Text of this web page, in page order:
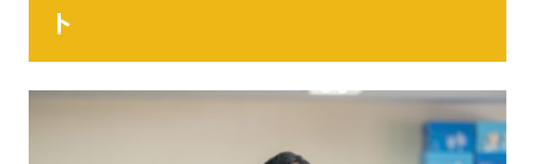
ト